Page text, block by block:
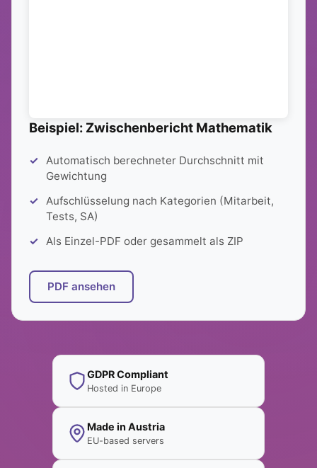
Beispiel: Zwischenbericht Mathematik
Automatisch berechneter Durchschnitt mit
Gewichtung
Aufschlüsselung nach Kategorien (Mitarbeit,
Tests, SA)
Als Einzel-PDF oder gesammelt als ZIP
PDF ansehen
GDPR Compliant
Hosted in Europe
Made in Austria
EU-based servers